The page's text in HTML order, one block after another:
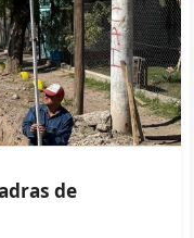
de